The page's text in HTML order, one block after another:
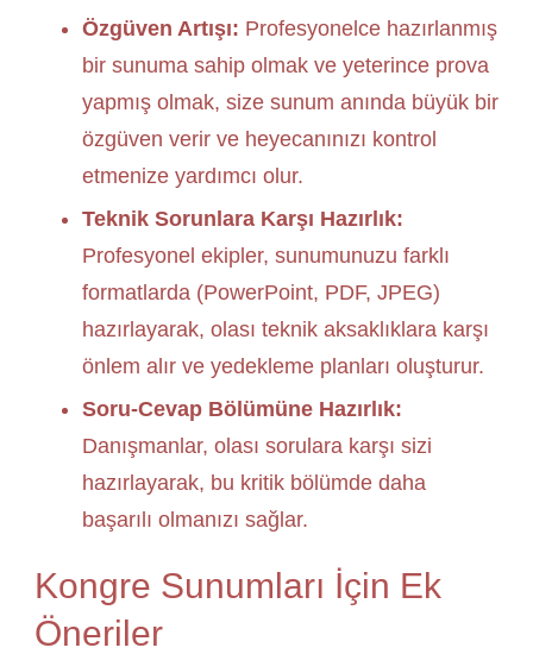
Özgüven Artışı: Profesyonelce hazırlanmış
bir sunuma sahip olmak ve yeterince prova
yapmış olmak, size sunum anında büyük bir
özgüven verir ve heyecanınızı kontrol
etmenize yardımcı olur.
Teknik Sorunlara Karşı Hazırlık:
Profesyonel ekipler, sunumunuzu farklı
formatlarda (PowerPoint, PDF, JPEG)
hazırlayarak, olası teknik aksaklıklara karşı
önlem alır ve yedekleme planları oluşturur.
Soru-Cevap Bölümüne Hazırlık:
Danışmanlar, olası sorulara karşı sizi
hazırlayarak, bu kritik bölümde daha
başarılı olmanızı sağlar.
Kongre Sunumları İçin Ek
Öneriler